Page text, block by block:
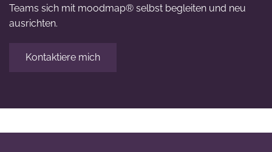
Teams sich mit moodmap® selbst begleiten und neu
ausrichten.
Kontaktiere mich